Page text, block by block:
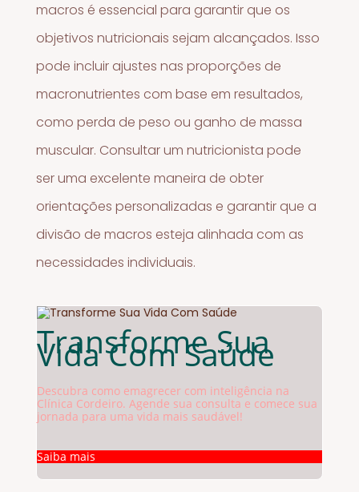
macros é essencial para garantir que os
objetivos nutricionais sejam alcançados. Isso
pode incluir ajustes nas proporções de
macronutrientes com base em resultados,
como perda de peso ou ganho de massa
muscular. Consultar um nutricionista pode
ser uma excelente maneira de obter
orientações personalizadas e garantir que a
divisão de macros esteja alinhada com as
necessidades individuais.
Transforme Sua
Vida Com Saúde
Descubra como emagrecer com inteligência na
Clínica Cordeiro. Agende sua consulta e comece sua
jornada para uma vida mais saudável!
Saiba mais